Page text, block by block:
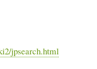
jpsearch.html